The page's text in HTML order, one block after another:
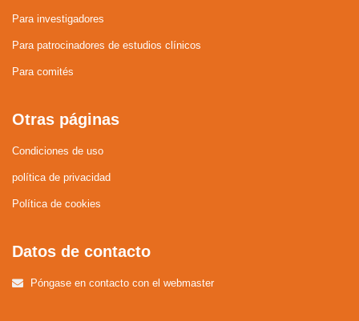
Para investigadores
Para patrocinadores de estudios clínicos
Para comités
Otras páginas
Condiciones de uso
política de privacidad
Política de cookies
Datos de contacto
Póngase en contacto con el webmaster